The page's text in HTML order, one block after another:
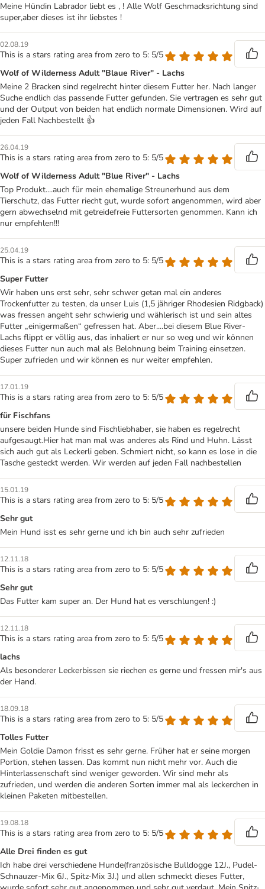
Meine Hündin Labrador liebt es , ! Alle Wolf Geschmacksrichtung sind
super,aber dieses ist ihr liebstes !
02.08.19
This is a stars rating area from zero to 5: 5/5
Wolf of Wilderness Adult "Blaue River" - Lachs
Meine 2 Bracken sind regelrecht hinter diesem Futter her. Nach langer
Suche endlich das passende Futter gefunden. Sie vertragen es sehr gut
und der Output von beiden hat endlich normale Dimensionen. Wird auf
jeden Fall Nachbestellt 👍
26.04.19
This is a stars rating area from zero to 5: 5/5
Wolf of Wilderness Adult "Blue River" - Lachs
Top Produkt....auch für mein ehemalige Streunerhund aus dem
Tierschutz, das Futter riecht gut, wurde sofort angenommen, wird aber
gern abwechselnd mit getreidefreie Futtersorten genommen. Kann ich
nur empfehlen!!!
25.04.19
This is a stars rating area from zero to 5: 5/5
Super Futter
Wir haben uns erst sehr, sehr schwer getan mal ein anderes
Trockenfutter zu testen, da unser Luis (1,5 jähriger Rhodesien Ridgback)
was fressen angeht sehr schwierig und wählerisch ist und sein altes
Futter „einigermaßen“ gefressen hat. Aber....bei diesem Blue River-
Lachs flippt er völlig aus, das inhaliert er nur so weg und wir können
dieses Futter nun auch mal als Belohnung beim Training einsetzen.
Super zufrieden und wir können es nur weiter empfehlen.
17.01.19
This is a stars rating area from zero to 5: 5/5
für Fischfans
unsere beiden Hunde sind Fischliebhaber, sie haben es regelrecht
aufgesaugt.Hier hat man mal was anderes als Rind und Huhn. Lässt
sich auch gut als Leckerli geben. Schmiert nicht, so kann es lose in die
Tasche gesteckt werden. Wir werden auf jeden Fall nachbestellen
15.01.19
This is a stars rating area from zero to 5: 5/5
Sehr gut
Mein Hund isst es sehr gerne und ich bin auch sehr zufrieden
12.11.18
This is a stars rating area from zero to 5: 5/5
Sehr gut
Das Futter kam super an. Der Hund hat es verschlungen! :)
12.11.18
This is a stars rating area from zero to 5: 5/5
lachs
Als besonderer Leckerbissen sie riechen es gerne und fressen mir's aus
der Hand.
18.09.18
This is a stars rating area from zero to 5: 5/5
Tolles Futter
Mein Goldie Damon frisst es sehr gerne. Früher hat er seine morgen
Portion, stehen lassen. Das kommt nun nicht mehr vor. Auch die
Hinterlassenschaft sind weniger geworden. Wir sind mehr als
zufrieden, und werden die anderen Sorten immer mal als leckerchen in
kleinen Paketen mitbestellen.
19.08.18
This is a stars rating area from zero to 5: 5/5
Alle Drei finden es gut
Ich habe drei verschiedene Hunde(französische Bulldogge 12J., Pudel-
Schnauzer-Mix 6J., Spitz-Mix 3J.) und allen schmeckt dieses Futter,